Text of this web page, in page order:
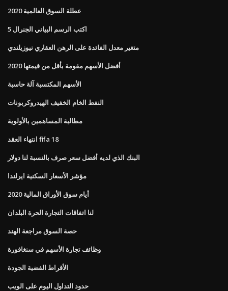
عطلة السوق العالمية 2020
اكتب الرسم البياني الجنرال 5
متغير معدل الفائدة على الرهن العقاري نيوزيلندي
أفضل الأسهم مقومة بأقل من قيمتها 2020
الأسهم المكتسبة آلة حاسبة
النفط الخام الخفيف الهيدروكربونات
مطالبة المساهمين بالأولوية
انتهاء العقد fifa 18
البنك الذي لديه أفضل سعر صرف بالنسبة لنا دولار
مؤشر الأسعار السكنية ايرلندا
أيام سوق الأوراق المالية 2020
لنا اتفاقات التجارة الحرة البلدان
حصة السوق مراجعة الهند
وظائف تجارة الأسهم في سنغافورة
الأقراط الفضية الجودة
حدود التداول اليوم على الويب